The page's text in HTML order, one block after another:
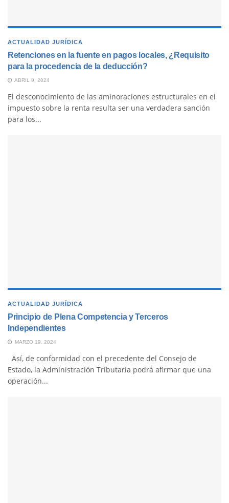
ACTUALIDAD JURÍDICA
Retenciones en la fuente en pagos locales, ¿Requisito
para la procedencia de la deducción?
ABRIL 9, 2024
El desconocimiento de las aminoraciones estructurales en el
impuesto sobre la renta resulta ser una verdadera sanción
para los...
ACTUALIDAD JURÍDICA
Principio de Plena Competencia y Terceros
Independientes
MARZO 19, 2024
Así, de conformidad con el precedente del Consejo de
Estado, la Administración Tributaria podrá afirmar que una
operación...